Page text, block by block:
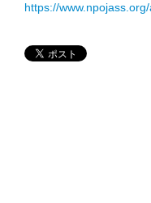
https://